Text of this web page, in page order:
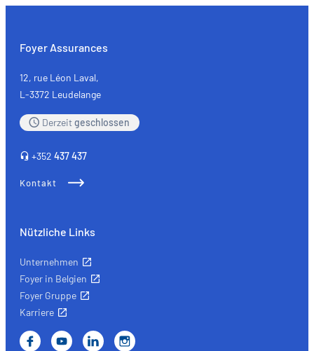
man
Foyer Assurances
12, rue Léon Laval,
L-3372 Leudelange
Derzeitgeschlossen
+352 437 437
Kontakt
Nützliche Links
Unternehmen
Foyer in Belgien
Foyer Gruppe
Karriere